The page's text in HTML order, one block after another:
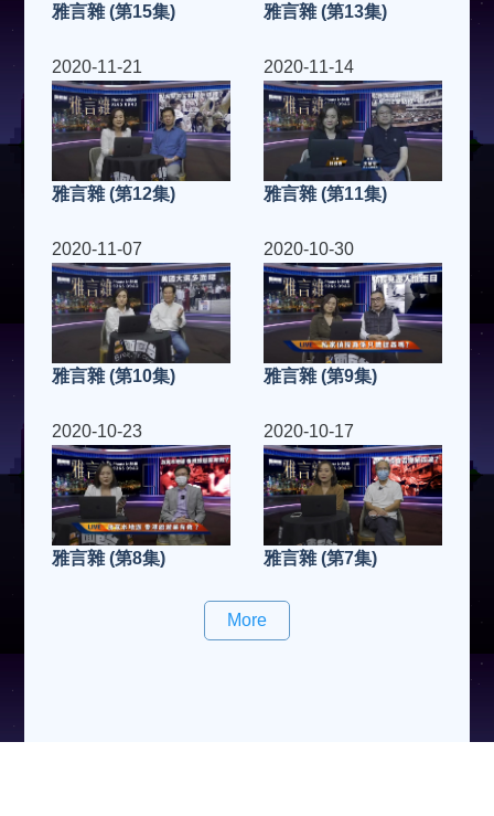
雅言雜 (第15集) 雅言雜 (第13集)
2020-11-21
雅言雜 (第12集)
2020-11-14
雅言雜 (第11集)
2020-11-07
雅言雜 (第10集)
2020-10-30
雅言雜 (第9集)
2020-10-23
雅言雜 (第8集)
2020-10-17
雅言雜 (第7集)
More